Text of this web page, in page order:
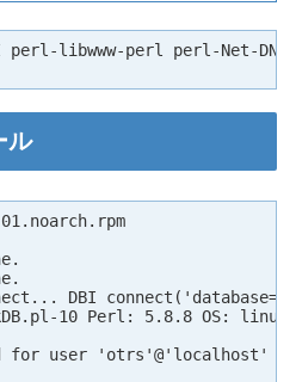
libwww-perl perl-Net-DNS
ル
DBI
10 Perl: 5.8.8 OS:
for user 'otrs'@'localhost'